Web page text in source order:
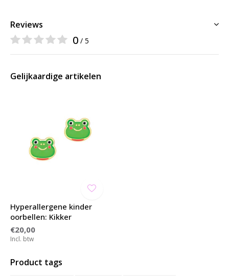
Reviews
0 / 5
Gelijkaardige artikelen
Hyperallergene kinder
oorbellen: Kikker
€20,00
Incl. btw
Product tags